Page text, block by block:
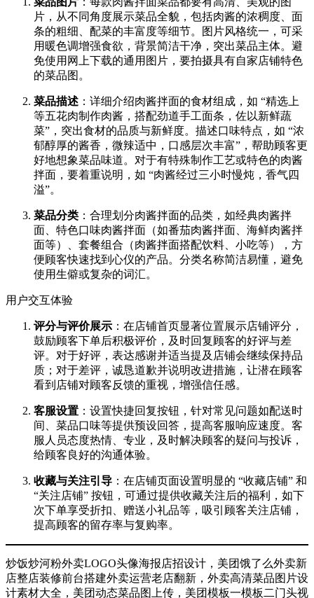
片，从不同角度展示菜品全貌，包括肉酱的浓稠度、面
条的粗细、配菜的丰富度等细节。图片风格统一，可采
用暖色调增强食欲，背景简洁干净，突出菜品主体。避
免使用网上下载的通用图片，要拍摄具有自家店铺特色
的菜品图。​
菜品描述 ：详细介绍肉酱拌面的食材组成，如 “精选上
等五花肉制作肉酱，搭配劲道手工面条，佐以新鲜蔬
菜”，突出食材的品质与新鲜度。描述口味特点，如 “浓
郁醇厚的酱香，微辣适中，口感层次丰富”，帮助顾客更
好地想象菜品味道。对于有特殊制作工艺或特色的肉酱
拌面，要着重说明，如 “肉酱经过三小时慢炖，香气四
溢”。​
菜品分类 ：合理划分肉酱拌面的品类，如经典肉酱拌
面、特色口味肉酱拌面（如番茄肉酱拌面、海鲜肉酱拌
面等）、套餐组合（肉酱拌面搭配饮料、小吃等），方
便顾客快速找到心仪的产品。分类名称简洁易懂，避免
使用生僻或复杂的词汇。​
用户交互体验​
评分与评价展示 ：在店铺首页显著位置展示店铺评分，
鼓励顾客下单后积极评价，及时回复顾客的好评与差
评。对于好评，表达感谢并适当提及店铺会继续保持品
质；对于差评，诚恳道歉并说明改进措施，让潜在顾客
看到店铺对顾客反馈的重视，增强信任感。​
客服设置 ：设置快捷回复按钮，针对常见问题如配送时
间、菜品口味等提供预设回答，提高客服响应速度。客
服人员态度热情、专业，及时解决顾客的疑问与投诉，
给顾客良好的沟通体验。​
收藏与关注引导 ：在店铺页面设置明显的 “收藏店铺” 和
“关注店铺” 按钮，可通过提供收藏关注后的福利，如下
次下单享受折扣、赠送小礼品等，吸引顾客关注店铺，
提高顾客的留存率与复购率。​
炒饭炒河粉外卖LOGO头像海报店招设计，美团饿了么外卖新
店整店装修前台搭建外卖运营老店翻新，外卖高清菜品图片设
计素材大全，美团动态菜品图上传，美团模板一模板二门头视